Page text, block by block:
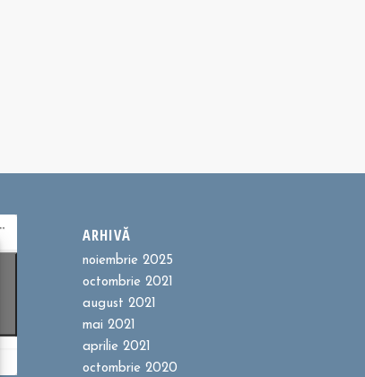
ARHIVĂ
noiembrie 2025
octombrie 2021
august 2021
mai 2021
aprilie 2021
octombrie 2020